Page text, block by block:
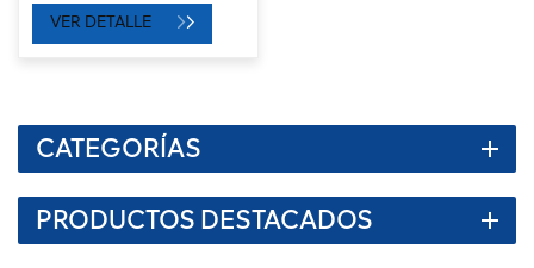
VER DETALLE
CATEGORÍAS
PRODUCTOS DESTACADOS